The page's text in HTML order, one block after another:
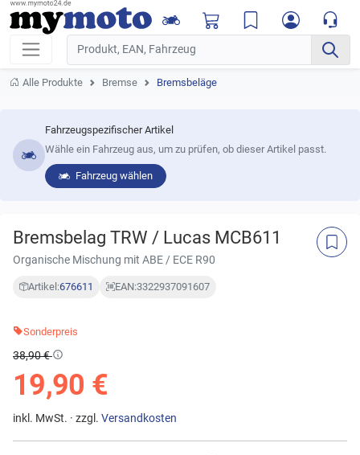
Alle Produkte Bremse Bremsbeläge
Fahrzeugspezifischer Artikel
Wähle ein Fahrzeug aus, um zu prüfen, ob dieser Artikel passt.
Fahrzeug wählen
Bremsbelag TRW / Lucas MCB611
Organische Mischung mit ABE / ECE R90
Artikel:676611 EAN:3322937091607
Sonderpreis
38,90 €
19,90 €
inkl. MwSt. · zzgl. Versandkosten